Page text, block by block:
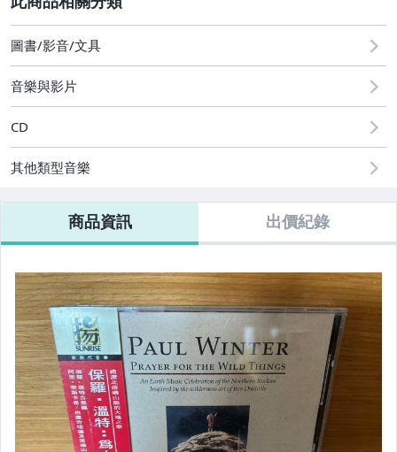
偶像、球員卡與郵幣
圖書/影音/文具
音樂與影片
CD
其他類型音樂
商品資訊 出價紀錄